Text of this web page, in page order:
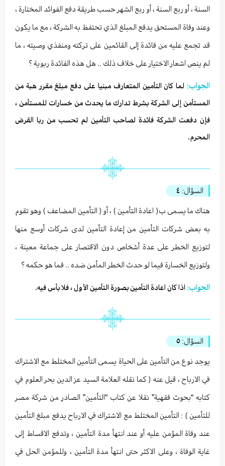
السنة ، أو ربع السنة ، أو ربع الشهر حسب طريقة دفع الفوائد المختارة ،
وعند وفاة المستحق يدفع المبلغ الذي تحتفظ به الشركة ، مع ما يكون
قد تجمع عليه من فائدة إلى القائمين على تركته ومنفذي وصيته ، ما
لم ينص اشعار الاختيار على خلاف ذلك .. هل هذه الفائدة ربوية ؟
الجواب: لما كان التأمين المتعارف مبنيا على دفع مبلغ مقرر هبة من
المستأمن إلى الشركة بشرط تدارك ما يحدث من خسارات للمستأمن ،
فإن دفعت الشركة فائدة لصاحب التأمين لم تحسب من ربا القرض
المحرم.
السؤال: ٤
هناك ما يسمى ب( اعادة التأمين ) ، أو ( التأمين المضاعف ) وهو تقوم
به بعض شركات التأمين من إعادة التأمين لدى شركات أوسع منها
لتوزيع الخطر على عدة أشخاص دون الاقتصار على جماعة معينة ،
ولتوزيع الخسارة فيما لو حدث الخطر المأمن ضده .. فما هو حكمه ؟
الجواب: اذا كان اعادة التأمين بصورة التأمين الأول ، فلا بأس فيه.
السؤال: ٥
يوجد نوع من التأمين على الحياة يسمى التأمين المختلط مع الاشتراك
في الارباح ، قيل عنه ( كما نقله العلامة السيد عز الدين بحر العلوم في
كتابه “بحوث فقهية” نقلا عن كتاب “التأمين” الصادر من شركة مصر
للتأمين ) : التأمين المختلط مع الاشتراك في الارباح يدفع مبلغ التأمين
عند وفاة المؤمن عليه أو عند انتهأ مدة التأمين ، وتدفع الاقساط إلى
غاية الوفاة ، وعلى الاكثر حتى انتهأ مدة التأمين ، وللمؤمن الحل في